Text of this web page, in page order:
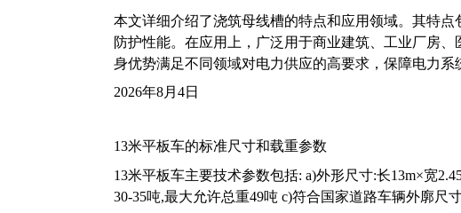
本文详细介绍了浇筑母线槽的特点和应用领域。其特
防护性能。在应用上，广泛用于商业建筑、工业厂房
身优势满足不同领域对电力供应的高要求，保障电力系
2026年8月4日
13米平板车的标准尺寸和载重参数
13米平板车主要技术参数包括: a)外形尺寸:长13m×宽
30-35吨,最大允许总重49吨 c)符合国家道路车辆外廓尺